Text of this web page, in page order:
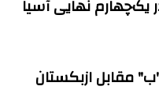
نهایی آسیا
مقابل ازبکستان